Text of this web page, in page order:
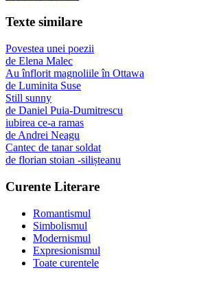
Texte similare
Povestea unei poezii
de Elena Malec
Au înflorit magnoliile în Ottawa
de Luminita Suse
Still sunny
de Daniel Puia-Dumitrescu
iubirea ce-a ramas
de Andrei Neagu
Cantec de tanar soldat
de florian stoian -silișteanu
Curente Literare
Romantismul
Simbolismul
Modernismul
Expresionismul
Toate curentele